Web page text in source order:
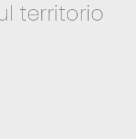
territorio